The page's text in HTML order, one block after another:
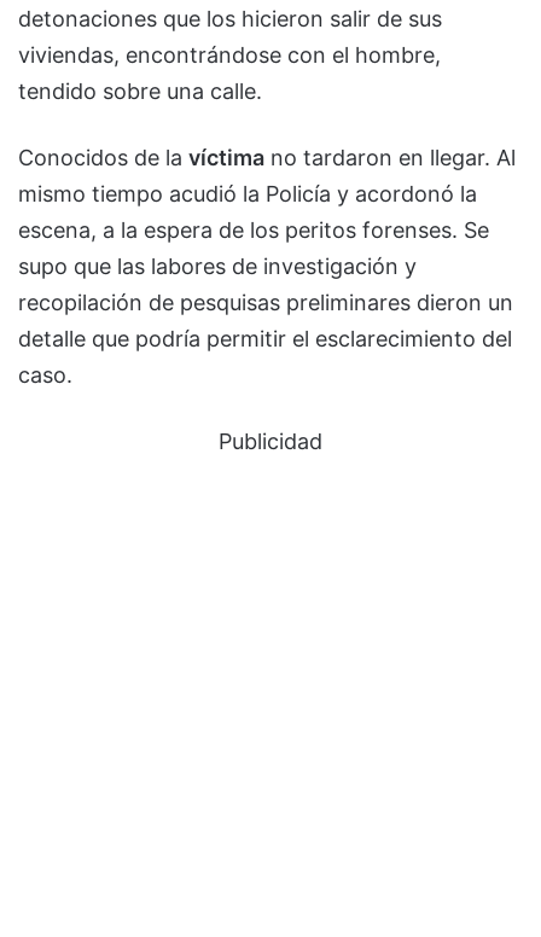
detonaciones que los hicieron salir de sus
viviendas, encontrándose con el hombre,
tendido sobre una calle.
Conocidos de la víctima no tardaron en llegar. Al
mismo tiempo acudió la Policía y acordonó la
escena, a la espera de los peritos forenses. Se
supo que las labores de investigación y
recopilación de pesquisas preliminares dieron un
detalle que podría permitir el esclarecimiento del
caso.
Publicidad